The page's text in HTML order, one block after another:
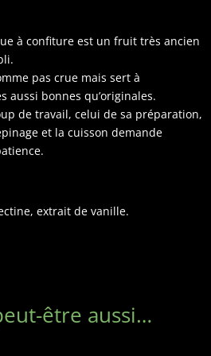
à confiture est un fruit très ancien
pas crue mais sert à
aussi bonnes qu’originales.
de travail, celui de sa préparation,
et la cuisson demande
extrait de vanille.
être aussi…